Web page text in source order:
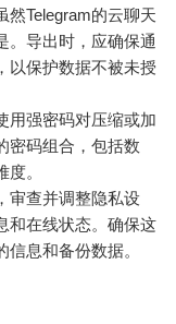
然Telegram的云聊天
。导出时，应确保通
以保护数据不被未授
用强密码对压缩或加
密码组合，包括数
。
审查并调整隐私设
和在线状态。确保这
息和备份数据。